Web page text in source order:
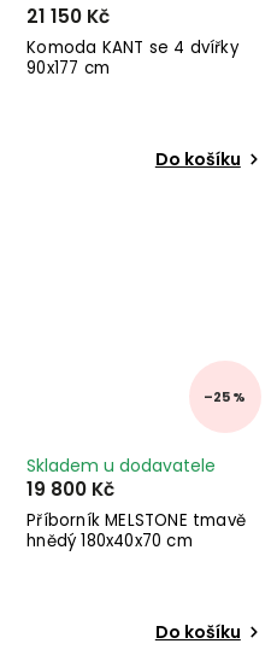
Komoda KANT se 4 dvířky
90x177 cm
21 150 Kč
Do košíku
–25 %
Příborník MELSTONE tmavě
hnědý 180x40x70 cm
Skladem u dodavatele
19 800 Kč
Do košíku